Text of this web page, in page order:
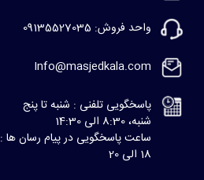
واحد فروش: 09135527035
Info@masjedkala.com
پاسخگویی تلفنی : شنبه تا پنج
شنبه، 8:30 الی 14:30
ساعت پاسخگویی در پیام رسان ها :
18 الی 20